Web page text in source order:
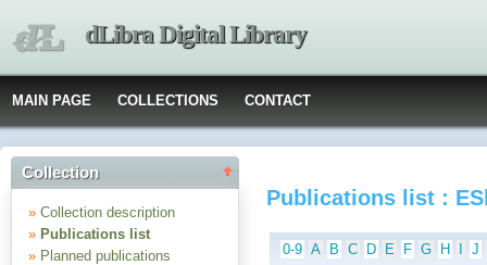
dLibra Digital Library
MAIN PAGE COLLECTIONS CONTACT
Collection
» Collection description
» Publications list
» Planned publications
Publications list :
0-9 A B C D E F G H J